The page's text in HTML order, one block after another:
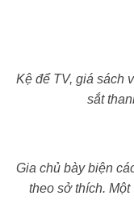
Kệ để TV, giá sách
sắt
Gia chủ bày biện
theo sở thích.